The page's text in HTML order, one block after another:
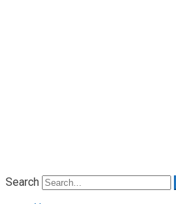
Search